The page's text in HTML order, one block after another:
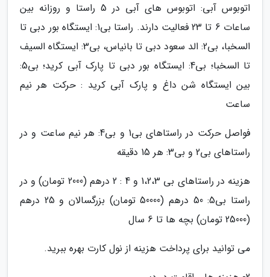
اتوبوس آبی: اتوبوس های آبی در 5 راستا و روزانه بین
ساعات 6 تا 23 فعالیت دارند. راستا بی1: ایستگاه بور دبی تا
السخبا، بی2: الد سعود دبی تا بانیاس، بی3: ایستگاه السیف
تا السخبا؛ بی4: ایستگاه بور دبی تا پارک آبی کرید؛ بی5:
بین ایستگاه شن داغ و پارک آبی کرید : حرکت هر نیم
ساعت
فواصل حرکت در راستاهای بی1 و بی4: هر نیم ساعت و در
راستاهای بی2 و بی3: هر 15 دقیقه
هزینه در راستاهای بی 1،2،3 و 4 : 2 درهم (2000 تومان) و در
راستا بی5: 50 درهم (50000 تومان) بزرگسالان و 25 درهم
(25000 تومان) بچه ها تا 6 سال
می توانید برای پرداخت هزینه از نول کارت بهره ببرید.